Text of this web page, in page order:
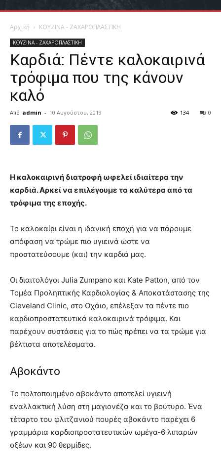
Αρχική ΚΟΥΖΙΝΑ - ΖΑΧΑΡΟΠΛΑΣΤΙΚΗ
ΚΟΥΖΙΝΑ - ΖΑΧΑΡΟΠΛΑΣΤΙΚΗ
Καρδιά: Πέντε καλοκαιρινά
τρόφιμα που της κάνουν
καλό
Από admin - 10 Αυγούστου, 2019 0
134
Η καλοκαιρινή διατροφή ωφελεί ιδιαίτερα την
καρδιά. Αρκεί να επιλέγουμε τα καλύτερα από τα
τρόφιμα της εποχής.
Το καλοκαίρι είναι η ιδανική εποχή για να πάρουμε
απόφαση να τρώμε πιο υγιεινά ώστε να
προστατεύσουμε (και) την καρδιά μας.
Οι διαιτολόγοι Julia Zumpano και Kate Patton, από τον
Τομέα Προληπτικής Καρδιολογίας & Αποκατάστασης της
Cleveland Clinic, στο Οχάιο, επέλεξαν τα πέντε πιο
καρδιοπροστατευτικά καλοκαιρινά τρόφιμα. Και
παρέχουν συστάσεις για το πώς πρέπει να τα τρώμε για
βέλτιστα αποτελέσματα.
Αβοκάντο
Το πολτοποιημένο αβοκάντο αποτελεί υγιεινή
εναλλακτική λύση στη μαγιονέζα και το βούτυρο. Ένα
τέταρτο του φλιτζανιού πουρές αβοκάντο παρέχει 6
γραμμάρια καρδιοπροστατευτικών ωμέγα-6 λιπαρών
οξέων και 90 θερμίδες.